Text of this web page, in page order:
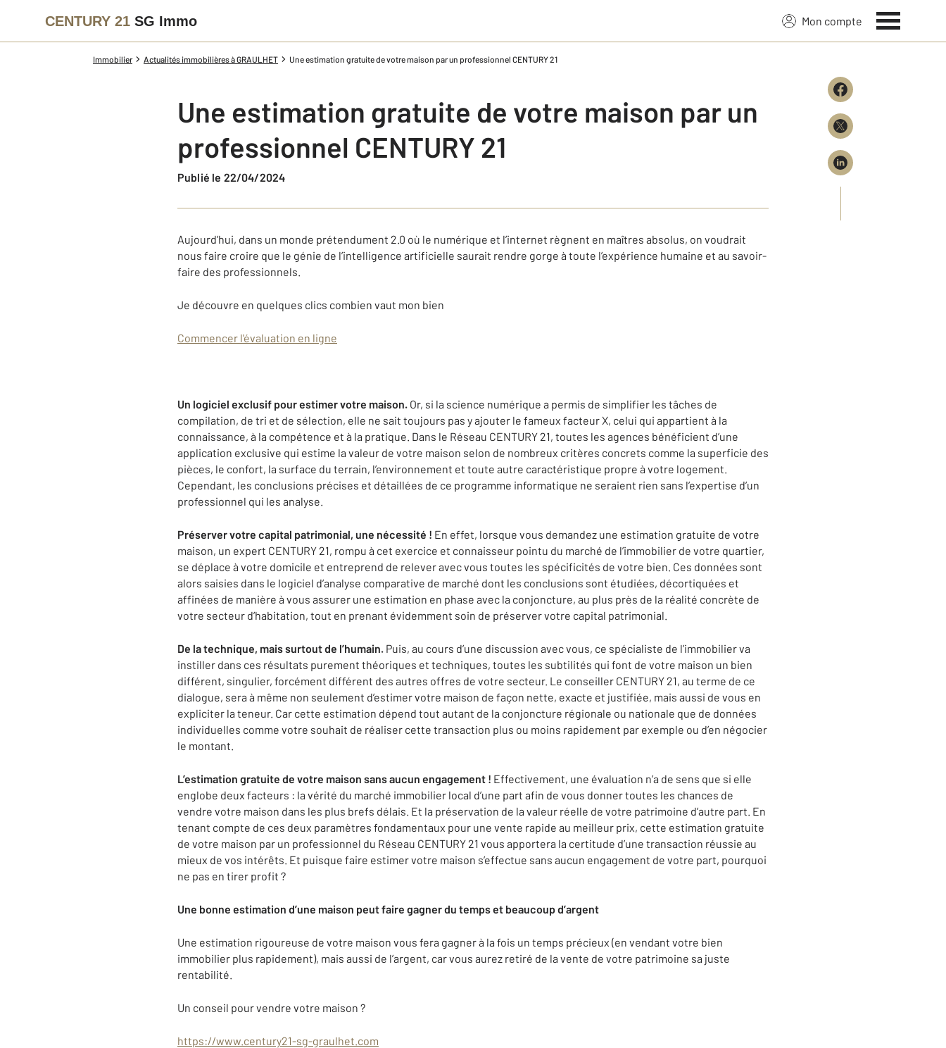
CENTURY 21 SG Immo Mon compte
Immobilier Actualités immobilières à GRAULHET Une estimation gratuite de votre maison par un professionnel CENTURY 21
Une estimation gratuite de votre maison par un
professionnel CENTURY 21
Publié le 22/04/2024
Aujourd’hui, dans un monde prétendument 2.0 où le numérique et l’internet règnent en maîtres absolus, on voudrait
nous faire croire que le génie de l’intelligence artificielle saurait rendre gorge à toute l’expérience humaine et au savoir-
faire des professionnels.
Je découvre en quelques clics combien vaut mon bien
Commencer l'évaluation en ligne
Un logiciel exclusif pour estimer votre maison. Or, si la science numérique a permis de simplifier les tâches de
compilation, de tri et de sélection, elle ne sait toujours pas y ajouter le fameux facteur X, celui qui appartient à la
connaissance, à la compétence et à la pratique. Dans le Réseau CENTURY 21, toutes les agences bénéficient d’une
application exclusive qui estime la valeur de votre maison selon de nombreux critères concrets comme la superficie des
pièces, le confort, la surface du terrain, l’environnement et toute autre caractéristique propre à votre logement.
Cependant, les conclusions précises et détaillées de ce programme informatique ne seraient rien sans l’expertise d’un
professionnel qui les analyse.
Préserver votre capital patrimonial, une nécessité ! En effet, lorsque vous demandez une estimation gratuite de votre
maison, un expert CENTURY 21, rompu à cet exercice et connaisseur pointu du marché de l’immobilier de votre quartier,
se déplace à votre domicile et entreprend de relever avec vous toutes les spécificités de votre bien. Ces données sont
alors saisies dans le logiciel d’analyse comparative de marché dont les conclusions sont étudiées, décortiquées et
affinées de manière à vous assurer une estimation en phase avec la conjoncture, au plus près de la réalité concrète de
votre secteur d’habitation, tout en prenant évidemment soin de préserver votre capital patrimonial.
De la technique, mais surtout de l’humain. Puis, au cours d’une discussion avec vous, ce spécialiste de l’immobilier va
instiller dans ces résultats purement théoriques et techniques, toutes les subtilités qui font de votre maison un bien
différent, singulier, forcément différent des autres offres de votre secteur. Le conseiller CENTURY 21, au terme de ce
dialogue, sera à même non seulement d’estimer votre maison de façon nette, exacte et justifiée, mais aussi de vous en
expliciter la teneur. Car cette estimation dépend tout autant de la conjoncture régionale ou nationale que de données
individuelles comme votre souhait de réaliser cette transaction plus ou moins rapidement par exemple ou d’en négocier
le montant.
L’estimation gratuite de votre maison sans aucun engagement ! Effectivement, une évaluation n’a de sens que si elle
englobe deux facteurs : la vérité du marché immobilier local d’une part afin de vous donner toutes les chances de
vendre votre maison dans les plus brefs délais. Et la préservation de la valeur réelle de votre patrimoine d’autre part. En
tenant compte de ces deux paramètres fondamentaux pour une vente rapide au meilleur prix, cette estimation gratuite
de votre maison par un professionnel du Réseau CENTURY 21 vous apportera la certitude d’une transaction réussie au
mieux de vos intérêts. Et puisque faire estimer votre maison s’effectue sans aucun engagement de votre part, pourquoi
ne pas en tirer profit ?
Une bonne estimation d’une maison peut faire gagner du temps et beaucoup d’argent
Une estimation rigoureuse de votre maison vous fera gagner à la fois un temps précieux (en vendant votre bien
immobilier plus rapidement), mais aussi de l’argent, car vous aurez retiré de la vente de votre patrimoine sa juste
rentabilité.
Un conseil pour vendre votre maison ?
https://www.century21-sg-graulhet.com